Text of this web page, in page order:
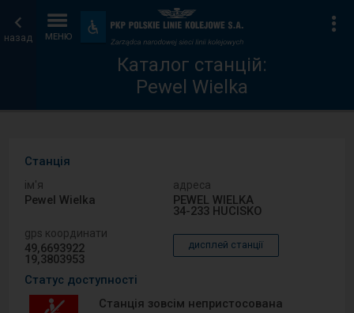
назад МЕНЮ
Пристосування
та
зручності
Каталог
станцій
Головна
сторінка
Каталог станцій:
Pewel Wielka
Станція
ім′я
Pewel Wielka
адреса
PEWEL WIELKA
34-233 HUCISKO
gps координати
49,6693922
19,3803953
дисплей станції
Статус доступності
Станція зовсім непристосована